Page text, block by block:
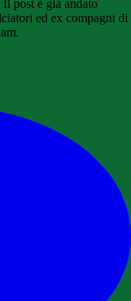
Il post è già andato
ed ex compagni di